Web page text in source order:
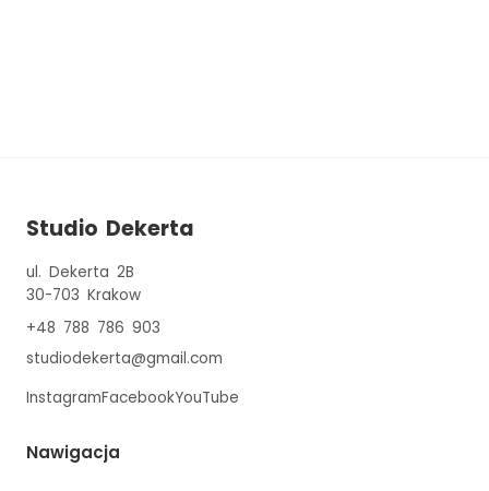
Studio Dekerta
ul. Dekerta 2B
30-703 Krakow
+48 788 786 903
studiodekerta@gmail.com
InstagramFacebookYouTube
Nawigacja